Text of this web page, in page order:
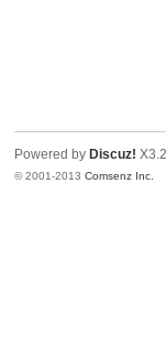
Powered by Discuz! X3.2
© 2001-2013Comsenz Inc.